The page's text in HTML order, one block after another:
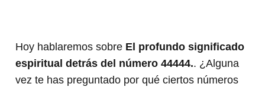
Hoy hablaremos sobre El profundo significado
espiritual detrás del número 44444.. ¿Alguna
vez te has preguntado por qué ciertos números